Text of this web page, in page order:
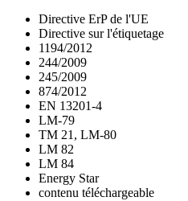
Directive ErP de l'UE
Directive sur l'étiquetage
1194/2012
244/2009
245/2009
874/2012
EN 13201-4
LM-79
TM 21, LM-80
LM 82
LM 84
Energy Star
contenu téléchargeable